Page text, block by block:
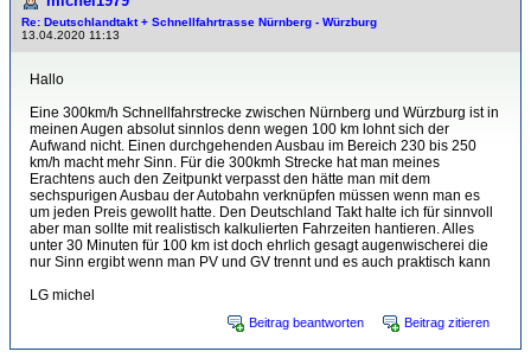
Re: Deutschlandtakt + Schnellfahrtrasse Nürnberg - Würzburg
13.04.2020 11:13
Hallo
Eine 300km/h Schnellfahrstrecke zwischen Nürnberg und Würzburg ist in
meinen Augen absolut sinnlos denn wegen 100 km lohnt sich der
Aufwand nicht. Einen durchgehenden Ausbau im Bereich 230 bis 250
km/h macht mehr Sinn. Für die 300kmh Strecke hat man meines
Erachtens auch den Zeitpunkt verpasst den hätte man mit dem
sechspurigen Ausbau der Autobahn verknüpfen müssen wenn man es
um jeden Preis gewollt hatte. Den Deutschland Takt halte ich für sinnvoll
aber man sollte mit realistisch kalkulierten Fahrzeiten hantieren. Alles
unter 30 Minuten für 100 km ist doch ehrlich gesagt augenwischerei die
nur Sinn ergibt wenn man PV und GV trennt und es auch praktisch kann
LG michel
Beitrag beantworten Beitrag zitieren